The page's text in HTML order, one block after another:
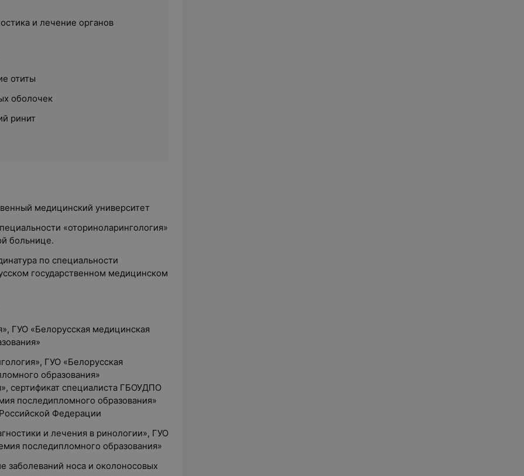
и лечение органов
отиты
оболочек
ринит
медицинский университет
«оториноларингология»
больнице.
по специальности
государственном медицинском
ГУО «Белорусская медицинская
ГУО «Белорусская
образования»
сертификат специалиста ГБОУДПО
последипломного образования»
Федерации
и лечения в ринологии», ГУО
последипломного образования»
заболеваний носа и околоносовых